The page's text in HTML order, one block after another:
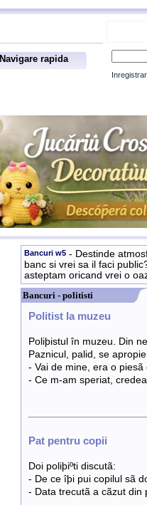
Navigare rapida
Bancuri w5 - Destinde
banc si vrei sa il faci
asteptam oricand vrei o
Bancuri - politisti
Politist la muzeu
Poliþistul în muzeu. Din
Paznicul, palid, se
- Vai de mine, era o
- Ce m-am speriat,
Pat pentru copii
Doi poliþiºti discutã:
- De ce îþi pui copilul sã
- Data trecutã a cãzut din